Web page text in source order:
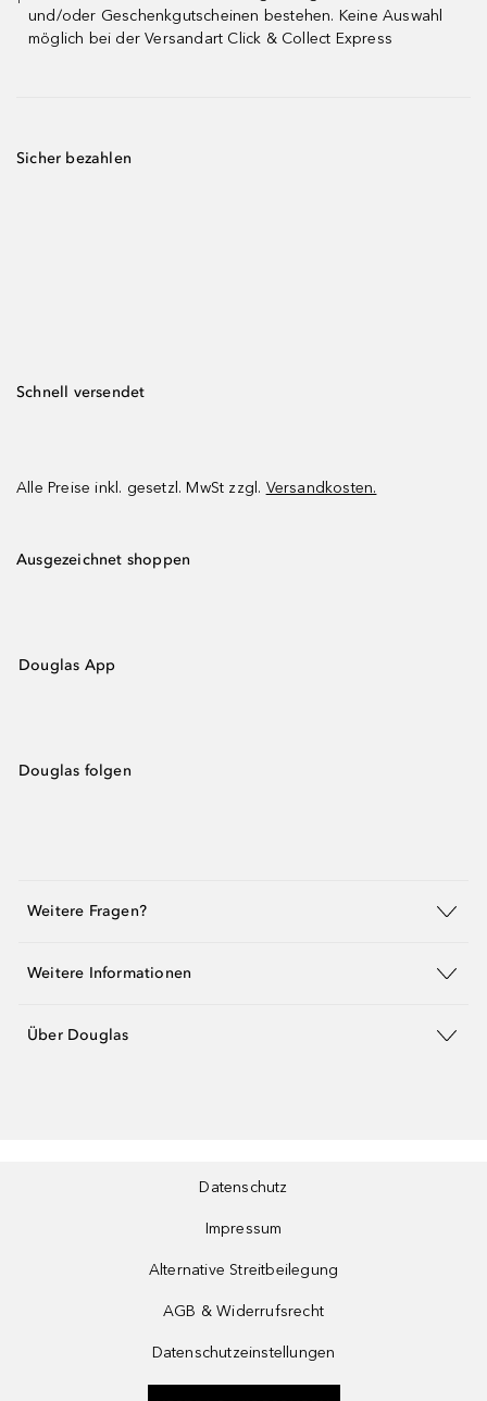
¹
und/oder Geschenkgutscheinen bestehen. Keine Auswahl
möglich bei der Versandart Click & Collect Express
Sicher bezahlen
Schnell versendet
Alle Preise inkl. gesetzl. MwSt zzgl. Versandkosten.
Ausgezeichnet shoppen
Douglas App
Douglas folgen
Weitere Fragen?
Weitere Informationen
Über Douglas
Datenschutz
Impressum
Alternative Streitbeilegung
AGB & Widerrufsrecht
Datenschutzeinstellungen